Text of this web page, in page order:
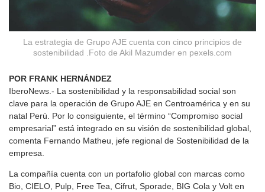
La estrategia de Grupo AJE cuenta con cinco principios de
sostenibilidad .Foto de Akil Mazumder en pexels.com
POR FRANK HERNÁNDEZ
IberoNews.- La sostenibilidad y la responsabilidad social son
clave para la operación de Grupo AJE en Centroamérica y en su
natal Perú. Por lo consiguiente, el término “Compromiso social
empresarial” está integrado en su visión de sostenibilidad global,
comenta Fernando Matheu, jefe regional de Sostenibilidad de la
empresa.
La compañía cuenta con un portafolio global con marcas como
Bio, CIELO, Pulp, Free Tea, Cifrut, Sporade, BIG Cola y Volt en